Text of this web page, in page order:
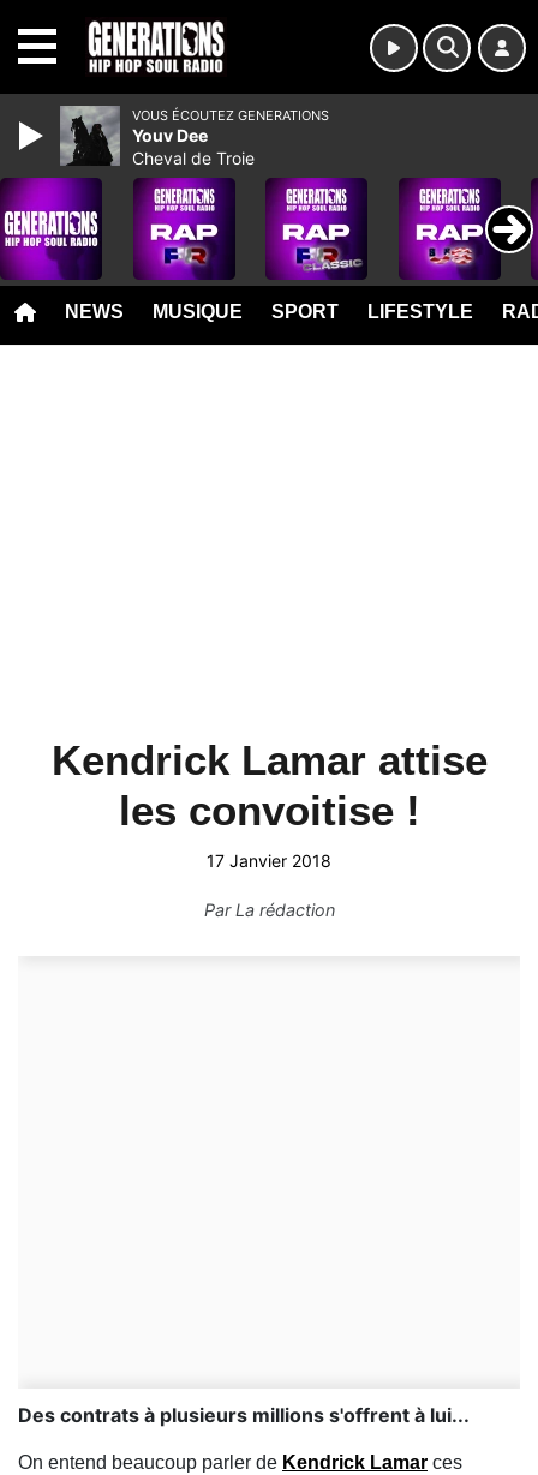
NEWS MUSIQUE SPORT LIFESTYLE
Kendrick Lamar attise
les convoitise !
17 Janvier 2018
ParLa rédaction
Des contrats à plusieurs millions s'offrent à lui...
On entend beaucoup parler de Kendrick Lamar ces
VOUS ÉCOUTEZ GENERATIONS
Youv Dee
Cheval de Troie